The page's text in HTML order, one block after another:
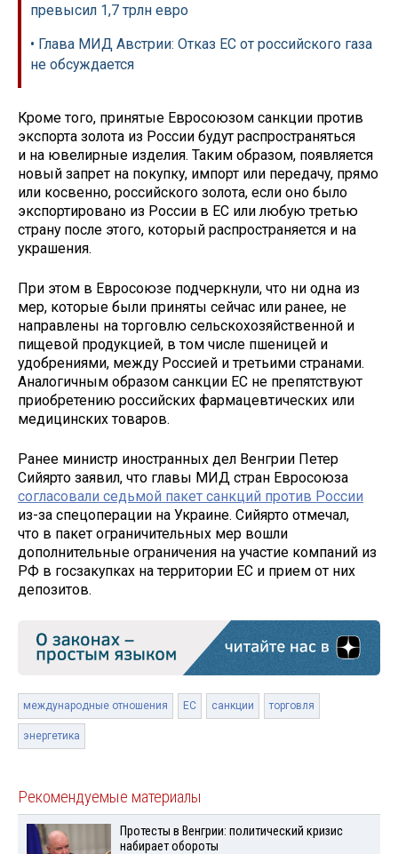
превысил 1,7 трлн евро
• Глава МИД Австрии: Отказ ЕС от российского газа
не обсуждается
Кроме того, принятые Евросоюзом санкции против
экспорта золота из России будут распространяться
и на ювелирные изделия. Таким образом, появляется
новый запрет на покупку, импорт или передачу, прямо
или косвенно, российского золота, если оно было
экспортировано из России в ЕС или любую третью
страну после этого, который распространяется и на
украшения.
При этом в Евросоюзе подчеркнули, что ни одна из
мер, которые были приняты сейчас или ранее, не
направлены на торговлю сельскохозяйственной и
пищевой продукцией, в том числе пшеницей и
удобрениями, между Россией и третьими странами.
Аналогичным образом санкции ЕС не препятствуют
приобретению российских фармацевтических или
медицинских товаров.
Ранее министр иностранных дел Венгрии Петер
Сийярто заявил, что главы МИД стран Евросоюза
согласовали седьмой пакет санкций против России
из-за спецоперации на Украине. Сийярто отмечал,
что в пакет ограничительных мер вошли
дополнительные ограничения на участие компаний из
РФ в госзакупках на территории ЕС и прием от них
депозитов.
международные отношения ЕС санкции торговля
энергетика
Рекомендуемые материалы
Протесты в Венгрии: политический кризис
набирает обороты